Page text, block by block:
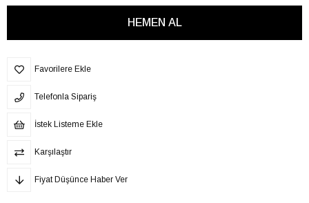
Favorilere Ekle
Telefonla Sipariş
İstek Listeme Ekle
Karşılaştır
Fiyat Düşünce Haber Ver